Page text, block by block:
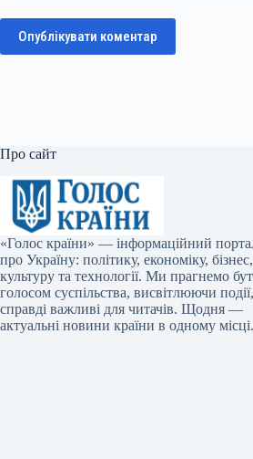
Опублікувати коментар
Про сайт
«Голос країни» — інформаційний
про Україну: політику, економіку, бізнес,
культуру та технології. Ми прагнемо
голосом суспільства, висвітлюючи події,
справді важливі для читачів. Щодня —
актуальні новини країни в одному місці.